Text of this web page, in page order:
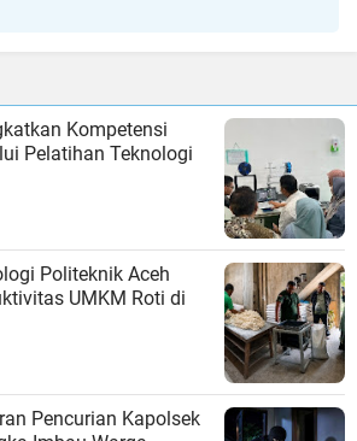
Kompetensi
Pelatihan Teknologi
Politeknik Aceh
UMKM Roti di
Pencurian Kapolsek